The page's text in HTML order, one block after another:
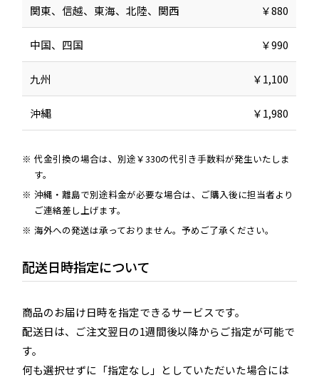
関東、信越、東海、北陸、関西 ￥880
中国、四国 ￥990
九州 ￥1,100
沖縄 ￥1,980
代金引換の場合は、別途￥330の代引き手数料が発生いたしま
す。
沖縄・離島で別途料金が必要な場合は、ご購入後に担当者より
ご連絡差し上げます。
海外への発送は承っておりません。予めご了承ください。
配送日時指定について
商品のお届け日時を指定できるサービスです。
配送日は、ご注文翌日の1週間後以降からご指定が可能で
す。
何も選択せずに「指定なし」としていただいた場合には